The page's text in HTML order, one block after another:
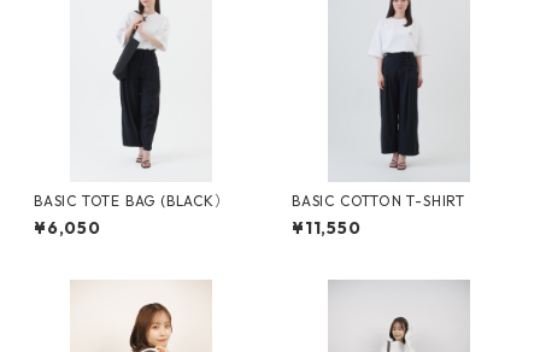
BASIC TOTE BAG (BLACK）
¥6,050
BASIC COTTON T-SHIRT
¥11,550